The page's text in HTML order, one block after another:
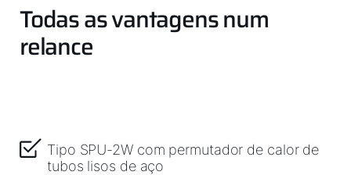
Todas as vantagens num
relance
Tipo SPU-2W com permutador de calor de
tubos lisos de aço
Como podemos ajudá-lo?